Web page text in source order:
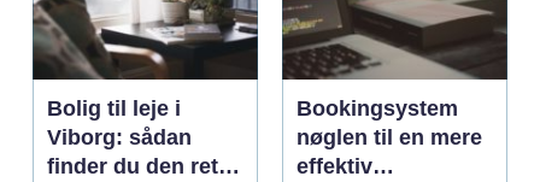
Bolig til leje i
Viborg: sådan
finder du den rette
Bookingsystem
nøglen til en mere
effektiv